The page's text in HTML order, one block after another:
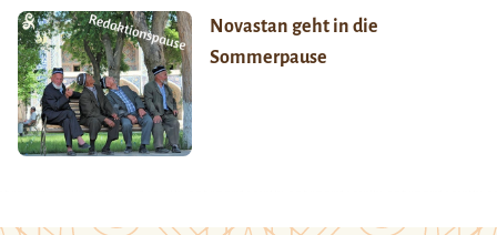
Novastan geht in die
Sommerpause